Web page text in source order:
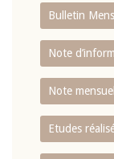
Bulletin
Note
Note
Etudes